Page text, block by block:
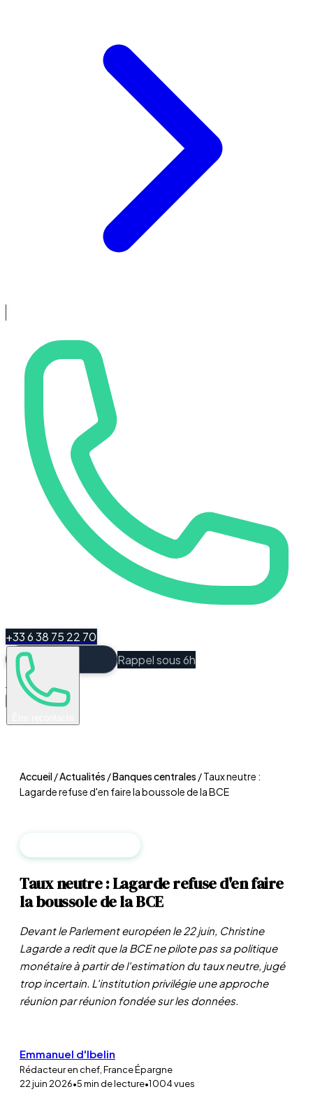
+33 6 38 75 22 70
Rappel sous 6h
Espace Client
Accueil/Actualités /Banques centrales /Taux neutre :
Lagarde refuse d'en faire la boussole de la BCE
Taux neutre : Lagarde refuse d'en faire
la boussole de la BCE
Devant le Parlement européen le 22 juin, Christine
Lagarde a redit que la BCE ne pilote pas sa politique
monétaire à partir de l'estimation du taux neutre, jugé
trop incertain. L'institution privilégie une approche
réunion par réunion fondée sur les données.
Emmanuel d'Ibelin
Rédacteur en chef, France Épargne
22 juin 2026•5min de lecture•1 004vues